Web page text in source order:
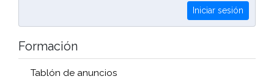
Iniciar sesión
Formación
Tablón de anuncios